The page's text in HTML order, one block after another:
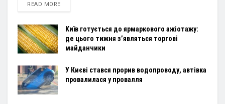
READ MOREDETAILS
Київ готується до ярмаркового ажіотажу:
де цього тижня з’являться торгові
майданчики
У Києві стався прорив водопроводу, автівка
провалилася у провалля